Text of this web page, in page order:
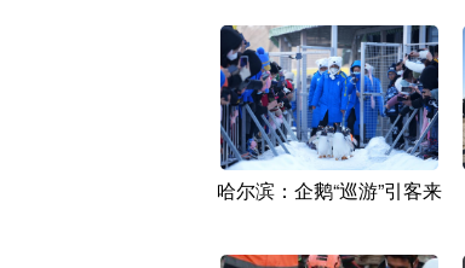
哈尔滨：企鹅“巡游”引客来